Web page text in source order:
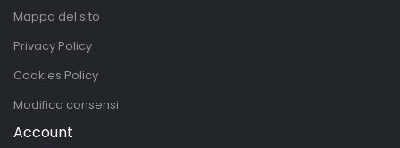
Mappa del sito
Privacy Policy
Cookies Policy
Modifica consensi
Account